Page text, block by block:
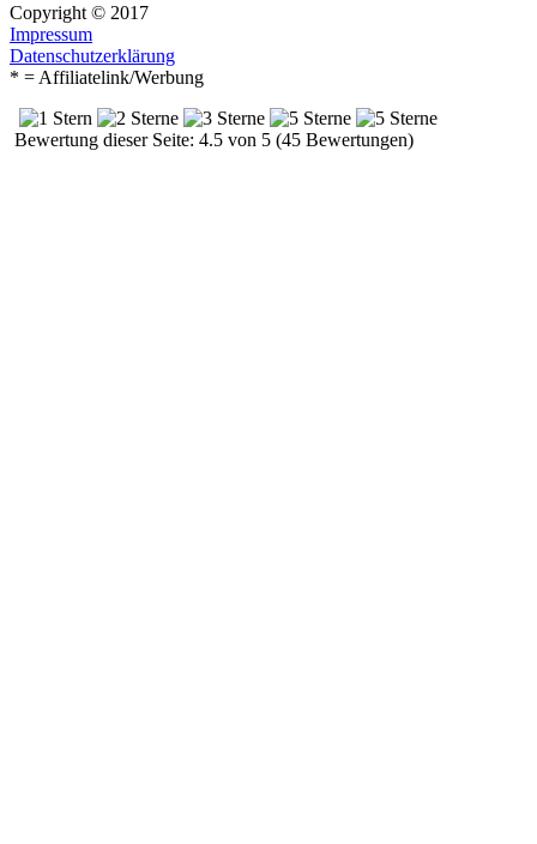
Copyright © 2017
Impressum
Datenschutzerklärung
* = Affiliatelink/Werbung
Bewertung dieser Seite: 4.5 von 5 (45 Bewertungen)